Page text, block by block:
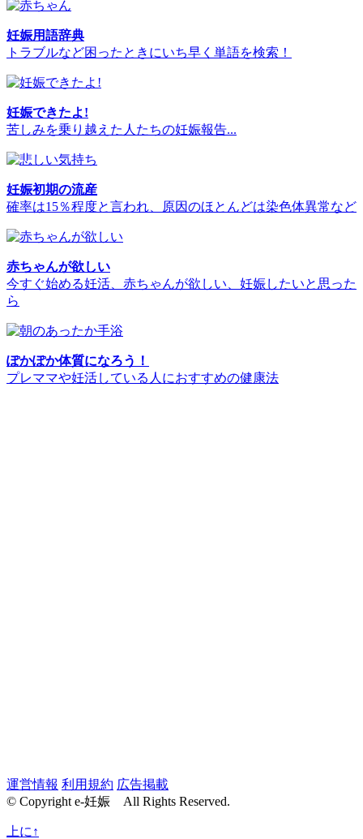
妊娠用語辞典
トラブルなど困ったときにいち早く単語を検索！
妊娠できたよ!
苦しみを乗り越えた人たちの妊娠報告...
妊娠初期の流産
確率は15％程度と言われ、原因のほとんどは染色体異常など
赤ちゃんが欲しい
今すぐ始める妊活、赤ちゃんが欲しい、妊娠したいと思った
ら
ぽかぽか体質になろう！
プレママや妊活している人におすすめの健康法
運営情報 利用規約 広告掲載
© Copyright e-妊娠 All Rights Reserved.
上に↑